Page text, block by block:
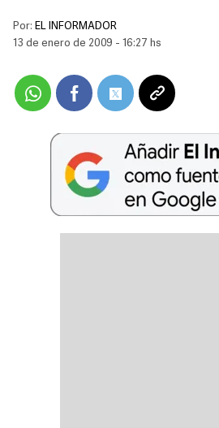
Por: EL INFORMADOR
13 de enero de 2009 - 16:27 hs